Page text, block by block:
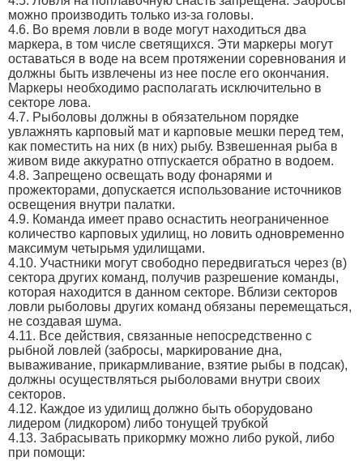
можно производить только из-за головы.
4.6. Во время ловли в воде могут находиться два
маркера, в том числе светящихся. Эти маркеры могут
оставаться в воде на всем протяжении соревнования и
должны быть извлечены из нее после его окончания.
Маркеры необходимо располагать исключительно в
секторе лова.
4.7. Рыболовы должны в обязательном порядке
увлажнять карповый мат и карповые мешки перед тем,
как поместить на них (в них) рыбу. Взвешенная рыба в
живом виде аккуратно отпускается обратно в водоем.
4.8. Запрещено освещать воду фонарями и
прожекторами, допускается использование источников
освещения внутри палатки.
4.9. Команда имеет право оснастить неограниченное
количество карповых удилищ, но ловить одновременно
максимум четырьмя удилищами.
4.10. Участники могут свободно передвигаться через (в)
сектора других команд, получив разрешение команды,
которая находится в данном секторе. Вблизи секторов
ловли рыболовы других команд обязаны перемещаться,
не создавая шума.
4.11. Все действия, связанные непосредственно с
рыбной ловлей (забросы, маркирование дна,
вываживание, прикармливание, взятие рыбы в подсак),
должны осуществляться рыболовами внутри своих
секторов.
4.12. Каждое из удилищ должно быть оборудовано
лидером (лидкором) либо тонущей трубкой
4.13. Забрасывать прикормку можно либо рукой, либо
при помощи: